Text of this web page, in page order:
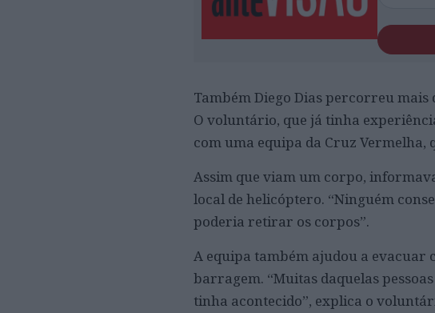
Também Diego Dias percorreu
O voluntário, que já tinha
com uma equipa da Cruz
Assim que viam um corpo,
local de helicóptero. “Ninguém
poderia retirar os corpos”.
A equipa também ajudou a evacuar
barragem. “Muitas daquelas
tinha acontecido”, explica o